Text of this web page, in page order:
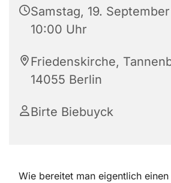
Samstag, 19.
10:00 Uhr
Friedenskirche,
14055 Berlin
Birte Biebuyck
Wie bereitet man eigentlich